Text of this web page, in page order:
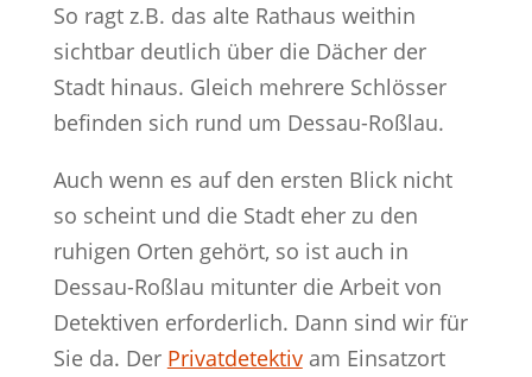
So ragt z.B. das alte Rathaus weithin
sichtbar deutlich über die Dächer der
Stadt hinaus. Gleich mehrere Schlösser
befinden sich rund um Dessau-Roßlau.
Auch wenn es auf den ersten Blick nicht
so scheint und die Stadt eher zu den
ruhigen Orten gehört, so ist auch in
Dessau-Roßlau mitunter die Arbeit von
Detektiven erforderlich. Dann sind wir für
Sie da. Der Privatdetektivam Einsatzort